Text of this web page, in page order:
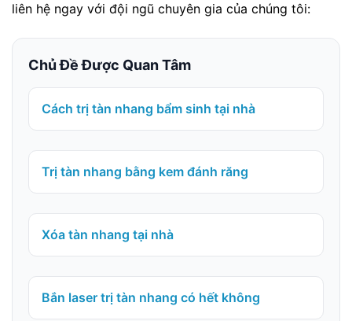
liên hệ ngay với đội ngũ chuyên gia của chúng tôi:
Chủ Đề Được Quan Tâm
Cách trị tàn nhang bẩm sinh tại nhà
Trị tàn nhang bằng kem đánh răng
Xóa tàn nhang tại nhà
Bắn laser trị tàn nhang có hết không